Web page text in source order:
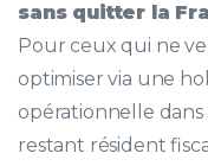
sans quitter la
Pour ceux qui ne
optimiser via une
opérationnelle dans
restant résident